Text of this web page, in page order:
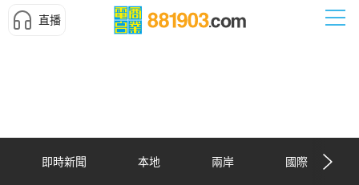
直播
即時新聞 本地 兩岸 國際